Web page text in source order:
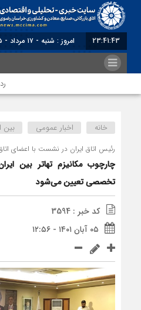
23:41:43 برابر با : Saturday - 8 August - 2026
خانه اخبار عمومی بین
رئیس اتاق ایران در نشست با اعضای اتاق
چارچوب مکانیزم تهاتر بین
تخصصی تعیین می‌شود
کد خبر : 3594
۰۵ آبان ۱۴۰۱ - ۱۲:۵۶